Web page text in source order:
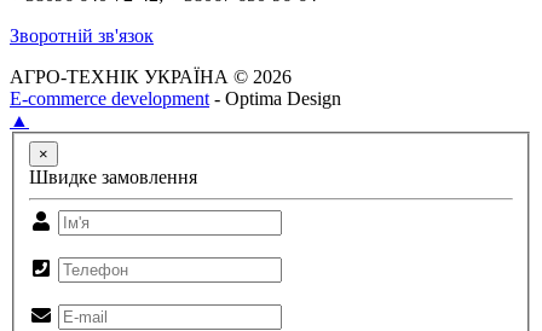
Зворотній зв'язок
АГРО-ТЕХНІК УКРАЇНА © 2026
E-commerce development - Optima Design
▲
×
Швидке замовлення